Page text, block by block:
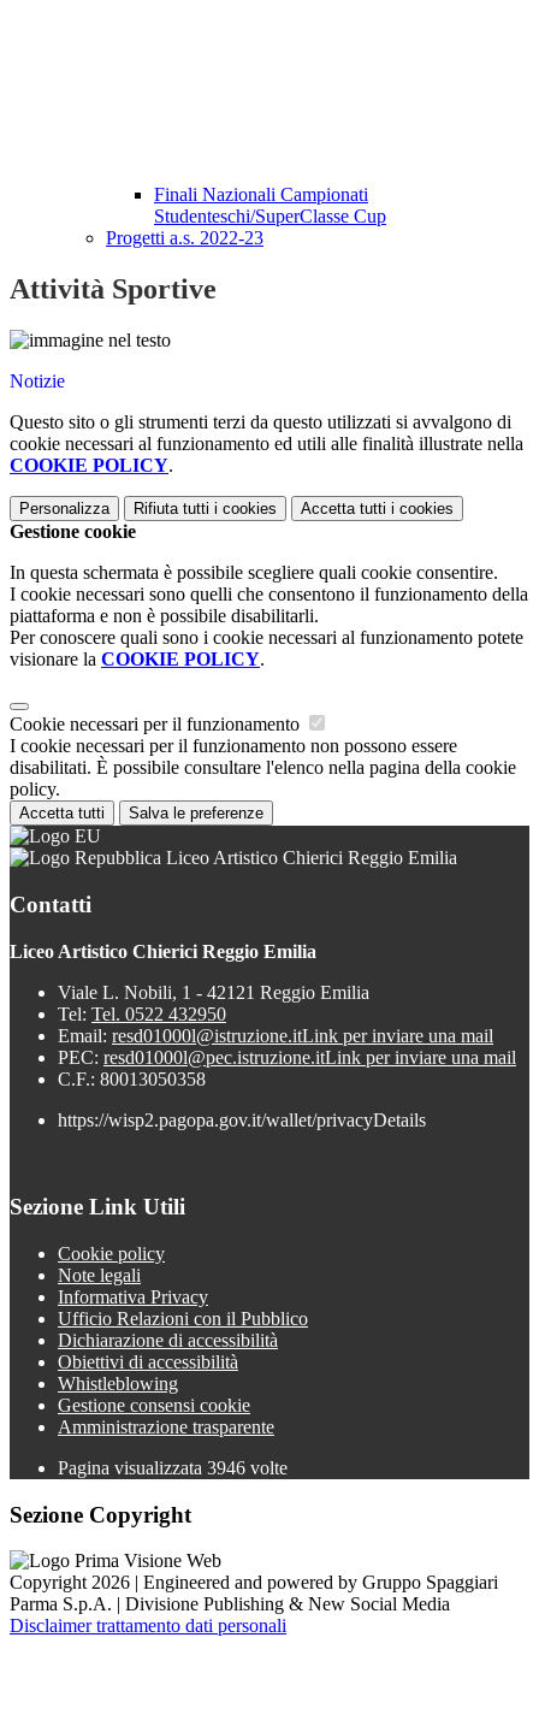
Finali Nazionali Campionati
Studenteschi/SuperClasse Cup
Progetti a.s. 2022-23
Attività Sportive
Notizie
Questo sito o gli strumenti terzi da questo utilizzati si avvalgono di
cookie necessari al funzionamento ed utili alle finalità illustrate nella
COOKIE POLICY.
Personalizza Rifiuta tutti i cookies Accetta tutti i cookies
Gestione cookie
In questa schermata è possibile scegliere quali cookie consentire.
I cookie necessari sono quelli che consentono il funzionamento della
piattaforma e non è possibile disabilitarli.
Per conoscere quali sono i cookie necessari al funzionamento potete
visionare la COOKIE POLICY.
Cookie necessari per il funzionamento
I cookie necessari per il funzionamento non possono essere
disabilitati. È possibile consultare l'elenco nella pagina della cookie
policy.
Accetta tutti Salva le preferenze
Liceo Artistico Chierici Reggio Emilia
Contatti
Liceo Artistico Chierici Reggio Emilia
Viale L. Nobili, 1 - 42121 Reggio Emilia
Tel: Tel. 0522 432950
Email: resd01000l@istruzione.itLink per inviare una mail
PEC: resd01000l@pec.istruzione.itLink per inviare una mail
C.F.: 80013050358
https://wisp2.pagopa.gov.it/wallet/privacyDetails
Sezione Link Utili
Cookie policy
Note legali
Informativa Privacy
Ufficio Relazioni con il Pubblico
Dichiarazione di accessibilità
Obiettivi di accessibilità
Whistleblowing
Gestione consensi cookie
Amministrazione trasparente
Pagina visualizzata 3946 volte
Sezione Copyright
Copyright 2026 | Engineered and powered by Gruppo Spaggiari
Parma S.p.A. | Divisione Publishing & New Social Media
Disclaimer trattamento dati personali